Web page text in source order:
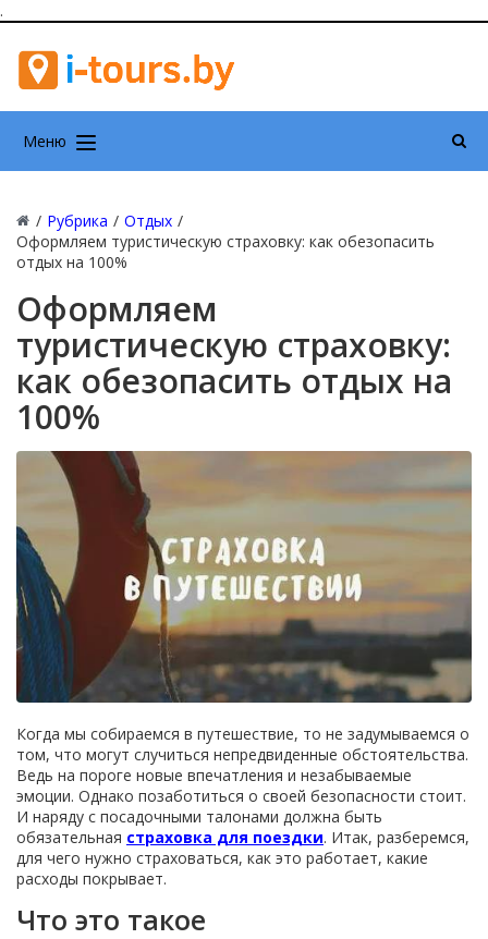
.
Меню
/ Рубрика / Отдых /
Оформляем туристическую страховку: как обезопасить
отдых на 100%
Оформляем
туристическую страховку:
как обезопасить отдых на
100%
Когда мы собираемся в путешествие, то не задумываемся о
том, что могут случиться непредвиденные обстоятельства.
Ведь на пороге новые впечатления и незабываемые
эмоции. Однако позаботиться о своей безопасности стоит.
И наряду с посадочными талонами должна быть
обязательная страховка для поездки. Итак, разберемся,
для чего нужно страховаться, как это работает, какие
расходы покрывает.
Что это такое